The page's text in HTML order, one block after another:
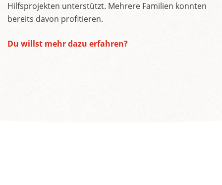
Hilfsprojekten unterstützt. Mehrere Familien konnten
bereits davon profitieren.
Du willst mehr dazu erfahren?